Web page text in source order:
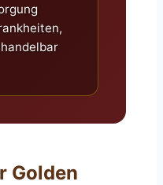
Golden